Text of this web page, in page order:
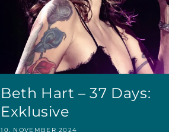
Beth Hart – 37 Days:
Exklusive
10. NOVEMBER 2024